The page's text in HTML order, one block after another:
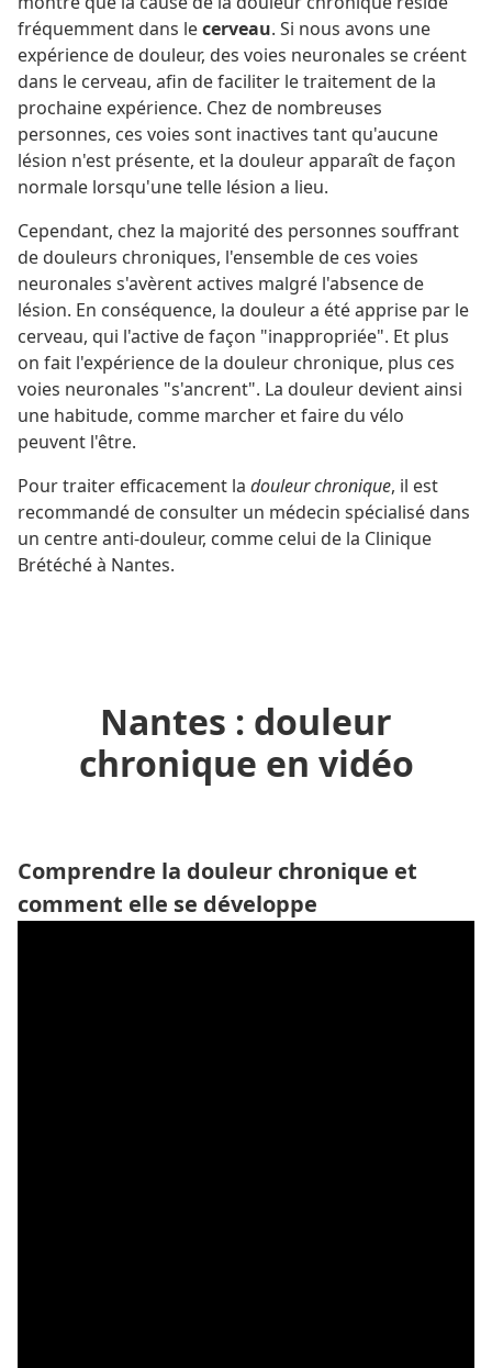
fréquemment dans lecerveau. Si nous avons une
expérience de douleur, des voies neuronales se créent
dans le cerveau, afin de faciliter le traitement de la
prochaine expérience. Chez de nombreuses
personnes, ces voies sont inactives tant qu'aucune
lésion n'est présente, et la douleur apparaît de façon
normale lorsqu'une telle lésion a lieu.
Cependant, chez la majorité des personnes souffrant
de douleurs chroniques, l'ensemble de ces voies
neuronales s'avèrent actives malgré l'absence de
lésion. En conséquence, la douleur a été apprise par le
cerveau, qui l'active de façon "inappropriée". Et plus
on fait l'expérience de la douleur chronique, plus ces
voies neuronales "s'ancrent". La douleur devient ainsi
une habitude, comme marcher et faire du vélo
peuvent l'être.
Pour traiter efficacement la douleur chronique, il est
recommandé de consulter un médecin spécialisé dans
un centre anti-douleur, comme celui de la Clinique
Brétéché à Nantes.
Nantes : douleur
chronique en vidéo
Comprendre la douleur chronique et
comment elle se développe